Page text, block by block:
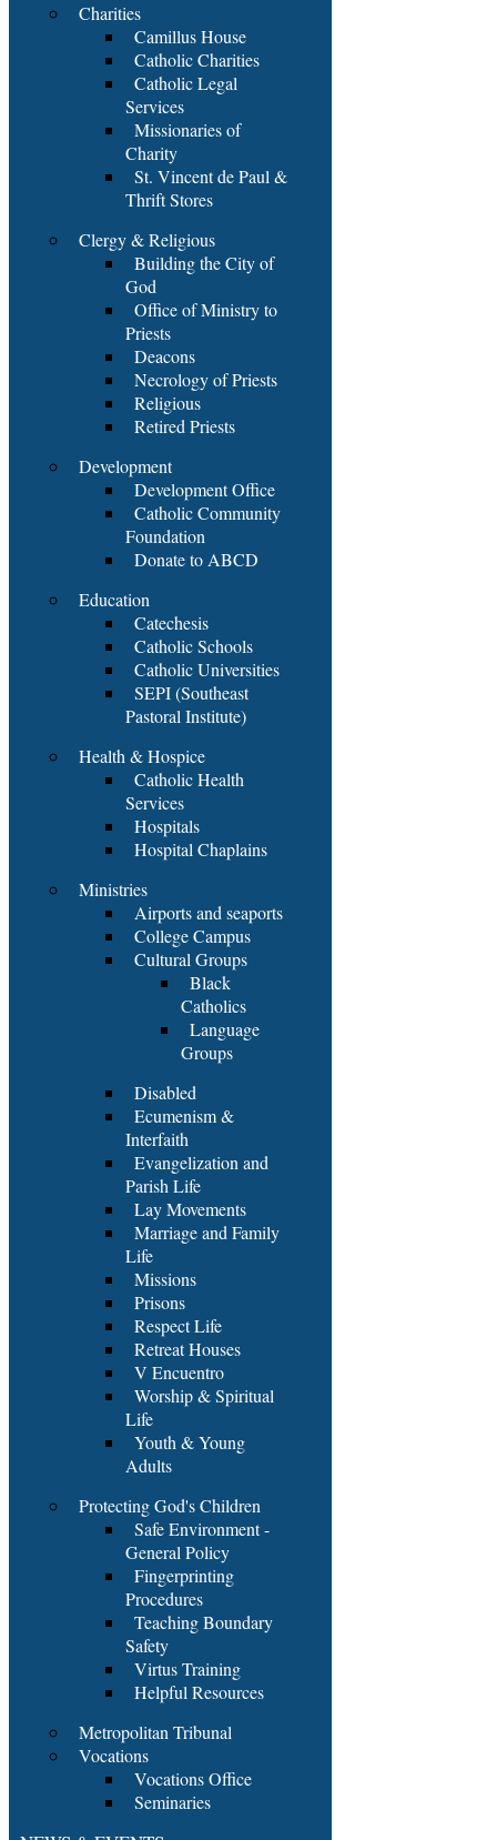
Charities
Camillus House
Catholic Charities
Catholic Legal
Services
Missionaries of
Charity
St. Vincent de Paul &
Thrift Stores
Clergy & Religious
Building the City of
God
Office of Ministry to
Priests
Deacons
Necrology of Priests
Religious
Retired Priests
Development
Development Office
Catholic Community
Foundation
Donate to ABCD
Education
Catechesis
Catholic Schools
Catholic Universities
SEPI (Southeast
Pastoral Institute)
Health & Hospice
Catholic Health
Services
Hospitals
Hospital Chaplains
Ministries
Airports and seaports
College Campus
Cultural Groups
Black
Catholics
Language
Groups
Disabled
Ecumenism &
Interfaith
Evangelization and
Parish Life
Lay Movements
Marriage and Family
Life
Missions
Prisons
Respect Life
Retreat Houses
V Encuentro
Worship & Spiritual
Life
Youth & Young
Adults
Protecting God's Children
Safe Environment -
General Policy
Fingerprinting
Procedures
Teaching Boundary
Safety
Virtus Training
Helpful Resources
Metropolitan Tribunal
Vocations
Vocations Office
Seminaries